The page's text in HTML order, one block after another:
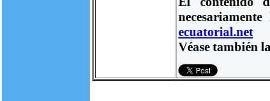
ecuatorial.net
Véase también